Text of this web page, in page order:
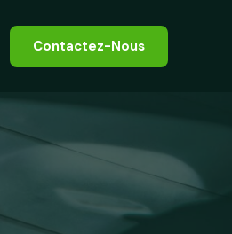
Contactez-Nous